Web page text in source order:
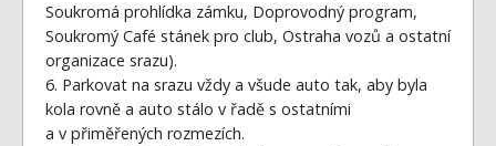
Soukromá prohlídka zámku, Doprovodný program,
Soukromý Café stánek pro club, Ostraha vozů a ostatní
organizace srazu).
6. Parkovat na srazu vždy a všude auto tak, aby byla
kola rovně a auto stálo v řadě s ostatními
a v přiměřených rozmezích.